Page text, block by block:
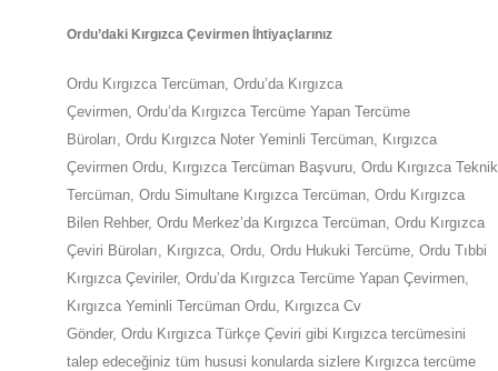
Ordu’daki Kırgızca Çevirmen İhtiyaçlarınız
Ordu Kırgızca Tercüman, Ordu’da Kırgızca
Çevirmen, Ordu’da Kırgızca Tercüme Yapan Tercüme
Büroları, Ordu Kırgızca Noter Yeminli Tercüman, Kırgızca
Çevirmen Ordu, Kırgızca Tercüman Başvuru, Ordu Kırgızca Teknik
Tercüman, Ordu Simultane Kırgızca Tercüman, Ordu Kırgızca
Bilen Rehber, Ordu Merkez’da Kırgızca Tercüman, Ordu Kırgızca
Çeviri Büroları, Kırgızca, Ordu, Ordu Hukuki Tercüme, Ordu Tıbbi
Kırgızca Çeviriler, Ordu’da Kırgızca Tercüme Yapan Çevirmen,
Kırgızca Yeminli Tercüman Ordu, Kırgızca Cv
Gönder, Ordu Kırgızca Türkçe Çeviri gibi Kırgızca tercümesini
talep edeceğiniz tüm hususi konularda sizlere Kırgızca tercüme